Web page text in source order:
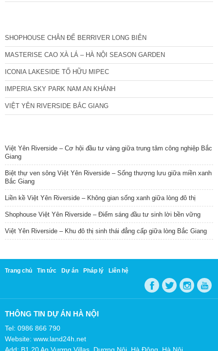
SHOPHOUSE CHÂN ĐẾ BERRIVER LONG BIÊN
MASTERISE CAO XÀ LÁ – HÀ NỘI SEASON GARDEN
ICONIA LAKESIDE TỐ HỮU MIPEC
IMPERIA SKY PARK NAM AN KHÁNH
VIỆT YÊN RIVERSIDE BẮC GIANG
Việt Yên Riverside – Cơ hội đầu tư vàng giữa trung tâm công nghiệp Bắc
Giang
Biệt thự ven sông Việt Yên Riverside – Sống thượng lưu giữa miền xanh
Bắc Giang
Liền kề Việt Yên Riverside – Không gian sống xanh giữa lòng đô thị
Shophouse Việt Yên Riverside – Điểm sáng đầu tư sinh lời bền vững
Việt Yên Riverside – Khu đô thị sinh thái đẳng cấp giữa lòng Bắc Giang
Trang chủ Tin tức Dự án Pháp lý Liên hệ
THÔNG TIN DỰ ÁN HÀ NỘI
Tel: 0986 866 790
Website: www.land24h.net